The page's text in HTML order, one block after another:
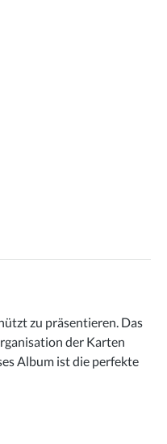
zu präsentieren. Das
der Karten
Album ist die perfekte